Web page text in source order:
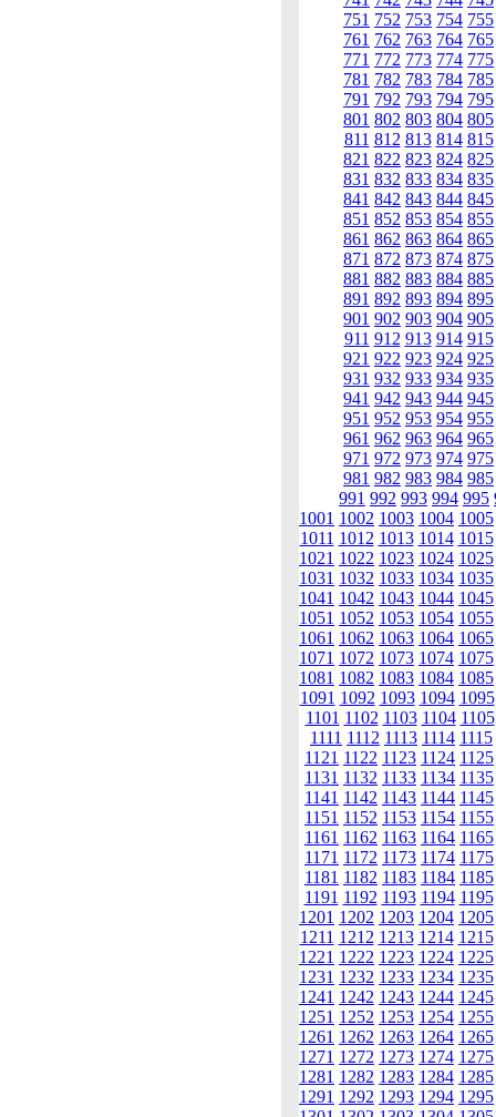
751 752 753 754 755
761 762 763 764 765
771 772 773 774 775
781 782 783 784 785
791 792 793 794 795
801 802 803 804 805
811 812 813 814 815
821 822 823 824 825
831 832 833 834 835
841 842 843 844 845
851 852 853 854 855
861 862 863 864 865
871 872 873 874 875
881 882 883 884 885
891 892 893 894 895
901 902 903 904 905
911 912 913 914 915
921 922 923 924 925
931 932 933 934 935
941 942 943 944 945
951 952 953 954 955
961 962 963 964 965
971 972 973 974 975
981 982 983 984 985
991 992 993 994 995
1001 1002 1003 1004 1005
1011 1012 1013 1014 1015
1021 1022 1023 1024 1025
1031 1032 1033 1034 1035
1041 1042 1043 1044 1045
1051 1052 1053 1054 1055
1061 1062 1063 1064 1065
1071 1072 1073 1074 1075
1081 1082 1083 1084 1085
1091 1092 1093 1094 1095
1101 1102 1103 1104 1105
1111 1112 1113 1114 1115
1121 1122 1123 1124 1125
1131 1132 1133 1134 1135
1141 1142 1143 1144 1145
1151 1152 1153 1154 1155
1161 1162 1163 1164 1165
1171 1172 1173 1174 1175
1181 1182 1183 1184 1185
1191 1192 1193 1194 1195
1201 1202 1203 1204 1205
1211 1212 1213 1214 1215
1221 1222 1223 1224 1225
1231 1232 1233 1234 1235
1241 1242 1243 1244 1245
1251 1252 1253 1254 1255
1261 1262 1263 1264 1265
1271 1272 1273 1274 1275
1281 1282 1283 1284 1285
1291 1292 1293 1294 1295